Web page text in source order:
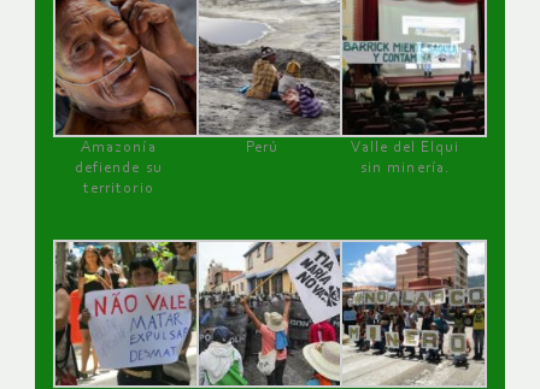
Amazonía
defiende su
territorio
Perú
Valle del Elqui
sin minería.